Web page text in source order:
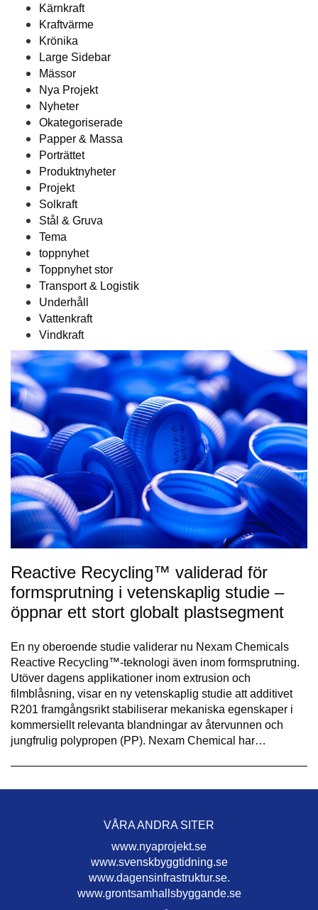
Kärnkraft
Kraftvärme
Krönika
Large Sidebar
Mässor
Nya Projekt
Nyheter
Okategoriserade
Papper & Massa
Porträttet
Produktnyheter
Projekt
Solkraft
Stål & Gruva
Tema
toppnyhet
Toppnyhet stor
Transport & Logistik
Underhåll
Vattenkraft
Vindkraft
Reactive Recycling™ validerad för
formsprutning i vetenskaplig studie –
öppnar ett stort globalt plastsegment
En ny oberoende studie validerar nu Nexam Chemicals
Reactive Recycling™-teknologi även inom formsprutning.
Utöver dagens applikationer inom extrusion och
filmblåsning, visar en ny vetenskaplig studie att additivet
R201 framgångsrikt stabiliserar mekaniska egenskaper i
kommersiellt relevanta blandningar av återvunnen och
jungfrulig polypropen (PP). Nexam Chemical har…
VÅRA ANDRA SITER
www.nyaprojekt.se
www.svenskbyggtidning.se
www.dagensinfrastruktur.se.
www.grontsamhallsbyggande.se